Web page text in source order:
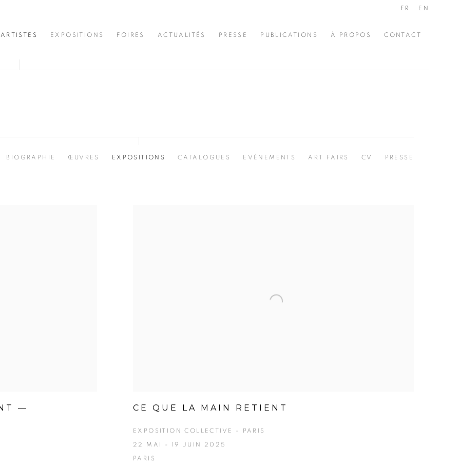
ARTISTES EXPOSITIONS FOIRES ACTUALITÉS PRESSE PUBLICATIONS À PROPOS CONTACT
FR EN
BIOGRAPHIE ŒUVRES EXPOSITIONS CATALOGUES EVÉNEMENTS ART FAIRS CV PRESSE
—
CE QUE LA MAIN RETIENT
EXPOSITION COLLECTIVE - PARIS
22 MAI - 19 JUIN 2025
PARIS